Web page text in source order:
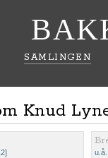
SAMLINGEN
Knud
u.å.